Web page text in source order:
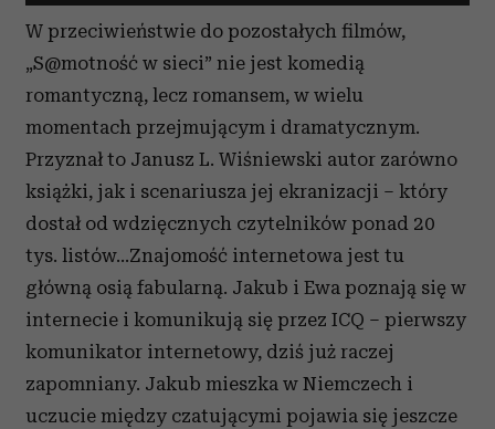
W przeciwieństwie do pozostałych filmów,
„S@motność w sieci” nie jest komedią
romantyczną, lecz romansem, w wielu
momentach przejmującym i dramatycznym.
Przyznał to Janusz L. Wiśniewski autor zarówno
książki, jak i scenariusza jej ekranizacji – który
dostał od wdzięcznych czytelników ponad 20
tys. listów…Znajomość internetowa jest tu
główną osią fabularną. Jakub i Ewa poznają się w
internecie i komunikują się przez ICQ – pierwszy
komunikator internetowy, dziś już raczej
zapomniany. Jakub mieszka w Niemczech i
uczucie między czatującymi pojawia się jeszcze